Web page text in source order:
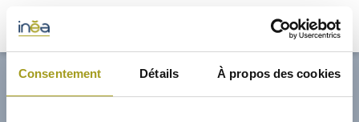
Consentement Détails À propos des cookies
32,70€
ACTUS